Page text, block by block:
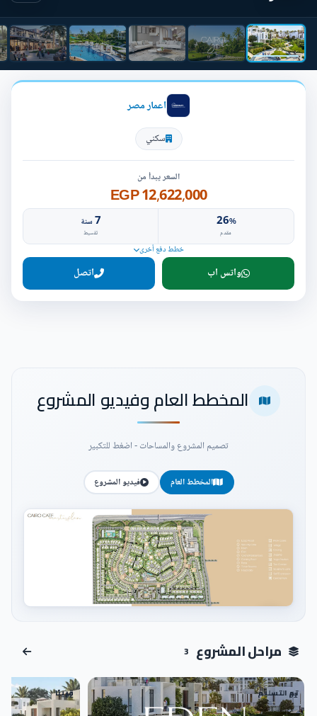
اعمار مصر
سكني
السعر يبدأ من
12,622,000 EGP
26%
مقدم
7سنة
تقسيط
خطط دفع أخرى
واتس اب اتصل
المخطط العام وفيديو المشروع
تصميم المشروع والمساحات - اضغط للتكبير
المخطط العام فيديو المشروع
اضغط للتكبير
مراحل المشروع 3
تم التسليم
01 قريبًا
02